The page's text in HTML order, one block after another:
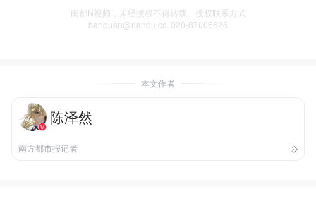
南都N视频，未经授权不得转载、授权联系方式
banquan@nandu.cc. 020-87006626
本文作者
陈泽然
南方都市报记者